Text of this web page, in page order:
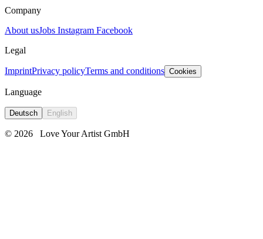
Company
About usJobs Instagram Facebook
Legal
ImprintPrivacy policyTerms and conditions Cookies
Language
Deutsch English
© 2026 Love Your Artist GmbH